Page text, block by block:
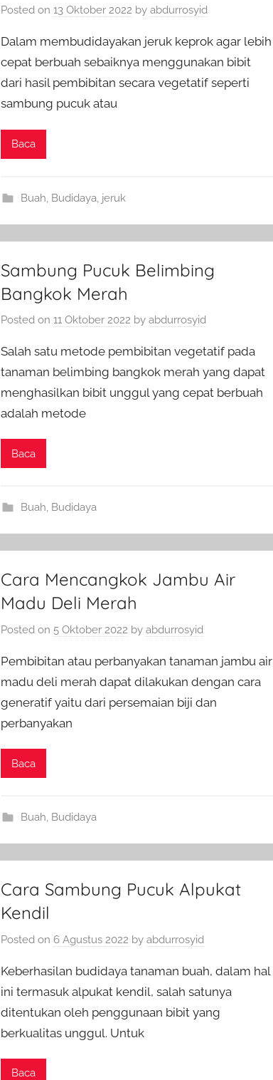
Posted on13 Oktober 2022 byabdurrosyid
Dalam membudidayakan jeruk keprok agar lebih
cepat berbuah sebaiknya menggunakan bibit
dari hasil pembibitan secara vegetatif seperti
sambung pucuk atau
Baca
Buah Budidaya jeruk
Sambung Pucuk Belimbing
Bangkok Merah
Posted on11 Oktober 2022 byabdurrosyid
Salah satu metode pembibitan vegetatif pada
tanaman belimbing bangkok merah yang dapat
menghasilkan bibit unggul yang cepat berbuah
adalah metode
Baca
Buah, Budidaya
Cara Mencangkok Jambu Air
Madu Deli Merah
Posted on 5 Oktober 2022 byabdurrosyid
Pembibitan atau perbanyakan tanaman jambu air
madu deli merah dapat dilakukan dengan cara
generatif yaitu dari persemaian biji dan
perbanyakan
Baca
Buah, Budidaya
Cara Sambung Pucuk Alpukat
Kendil
Posted on6 Agustus 2022 byabdurrosyid
Keberhasilan budidaya tanaman buah, dalam hal
ini termasuk alpukat kendil, salah satunya
ditentukan oleh penggunaan bibit yang
berkualitas unggul. Untuk
Baca